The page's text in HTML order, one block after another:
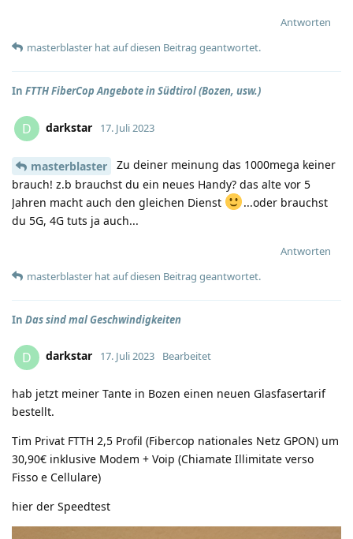
Antworten
masterblaster hatauf diesen Beitrag geantwortet.
In FTTH FiberCop Angebote in Südtirol (Bozen, usw.)
D darkstar 17. Juli 2023
masterblaster
Zu deiner meinung das 1000mega keiner
brauch! z.b brauchst du ein neues Handy? das alte vor 5
Jahren macht auch den gleichen Dienst
...oder brauchst
du 5G, 4G tuts ja auch...
Antworten
masterblaster hatauf diesen Beitrag geantwortet.
In Das sind mal Geschwindigkeiten
D darkstar 17. Juli 2023 Bearbeitet
hab jetzt meiner Tante in Bozen einen neuen Glasfasertarif
bestellt.
Tim Privat FTTH 2,5 Profil (Fibercop nationales Netz GPON) um
30,90€ inklusive Modem + Voip (Chiamate Illimitate verso
Fisso e Cellulare)
hier der Speedtest